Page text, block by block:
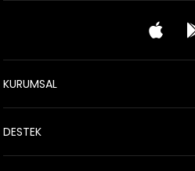
KURUMSAL
DESTEK